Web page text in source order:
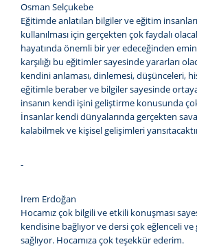
Osman Selçukebe
Eğitimde anlatılan bilgiler ve eğitim
kullanılması için gerçekten çok faydalı
hayatında önemli bir yer edeceğinden
karşılığı bu eğitimler sayesinde yararları
kendini anlaması, dinlemesi, düşünceleri,
eğitimle beraber ve bilgiler sayesinde
insanın kendi işini geliştirme konusunda
İnsanlar kendi dünyalarında gerçekten
kalabilmek ve kişisel gelişimleri
-
İrem Erdoğan
Hocamız çok bilgili ve etkili konuşması
kendisine bağlıyor ve dersi çok eğlenceli
sağlıyor. Hocamıza çok teşekkür ederim.